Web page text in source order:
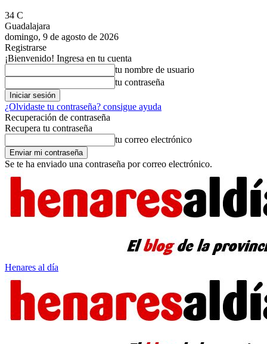
34 C
Guadalajara
domingo, 9 de agosto de 2026
Registrarse
¡Bienvenido! Ingresa en tu cuenta
tu nombre de usuario
tu contraseña
¿Olvidaste tu contraseña? consigue ayuda
Recuperación de contraseña
Recupera tu contraseña
tu correo electrónico
Se te ha enviado una contraseña por correo electrónico.
Henares al día